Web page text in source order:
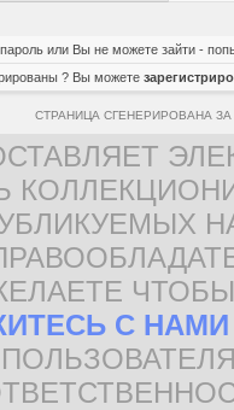
или Вы не можете зайти -
? Вы можете
СТРАНИЦА СГЕНЕРИРОВАНА
С НАМИ